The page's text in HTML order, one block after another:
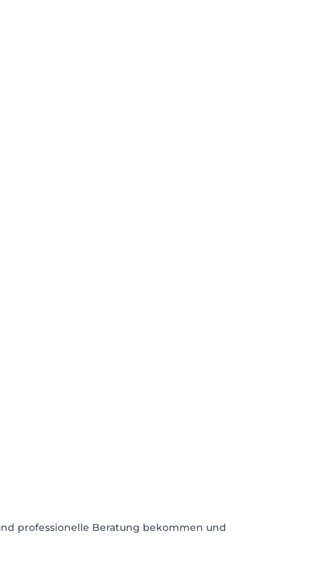
professionelle Beratung bekommen und